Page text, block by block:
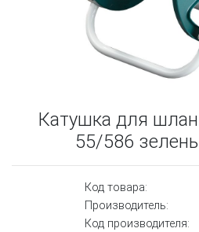
Катушка для
55/586
Код товара:
Производитель:
Код производителя: